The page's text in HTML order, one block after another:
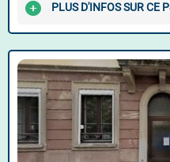
PLUS D'INFOS SUR CE